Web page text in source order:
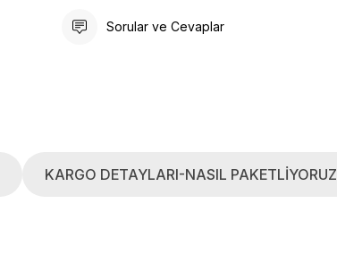
Sorular ve Cevaplar
KARGO DETAYLARI-NASIL PAKETLİYORUZ